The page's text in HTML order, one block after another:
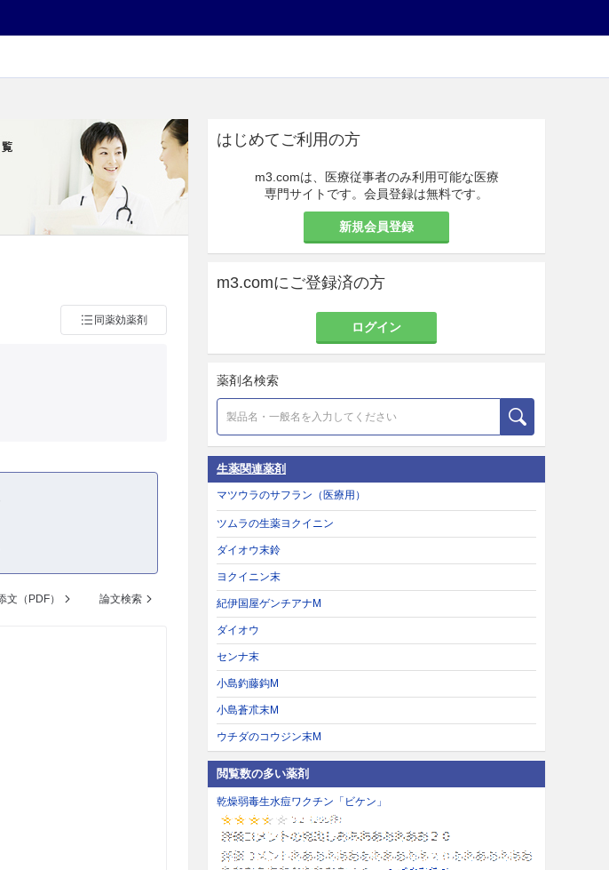
同薬効薬剤
文（PDF） 論文検索
はじめてご利用の方
m3.comは、医療従事者のみ利用可能な医療
専門サイトです。会員登録は無料です。
新規会員登録
m3.comにご登録済の方
ログイン
薬剤名検索
生薬関連薬剤
マツウラのサフラン（医療用）
ツムラの生薬ヨクイニン
ダイオウ末鈴
ヨクイニン末
紀伊国屋ゲンチアナM
ダイオウ
センナ末
小島釣藤鈎M
小島蒼朮末M
ウチダのコウジン末M
閲覧数の多い薬剤
乾燥弱毒生水痘ワクチン「ビケン」